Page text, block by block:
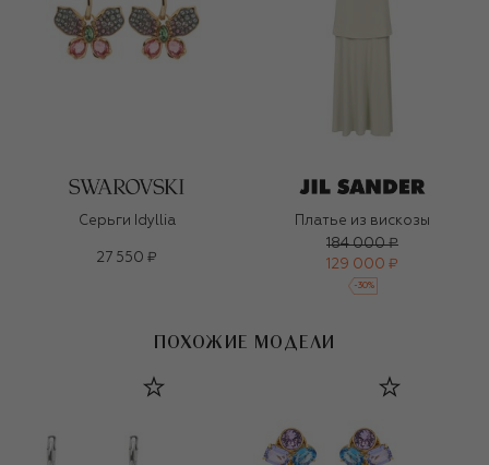
Серьги Idyllia
27 550 ₽
Платье из вискозы
184 000 ₽
129 000 ₽
-30%
ПОХОЖИЕ МОДЕЛИ